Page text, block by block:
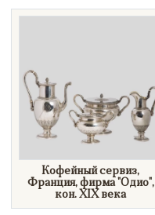
Кофейный сервиз,
Франция, фирма "Одио",
кон. XIX века